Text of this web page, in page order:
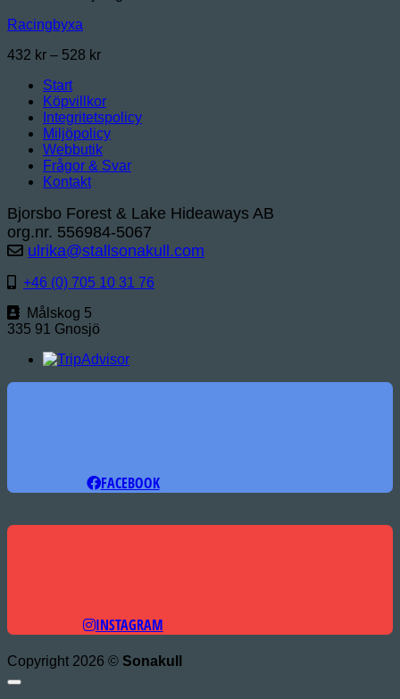
Racingbyxa
432 kr – 528 krPrisintervall:
528 kr
Start
Köpvillkor
Integritetspolicy
Miljöpolicy
Webbutik
Frågor & Svar
Kontakt
Bjorsbo Forest & Lake Hideaways AB
org.nr. 556984-5067
ulrika@stallsonakull.com
+46 (0) 705 10 31 76
Målskog 5
335 91 Gnosjö
FACEBOOK
INSTAGRAM
Copyright 2026 © Sonakull